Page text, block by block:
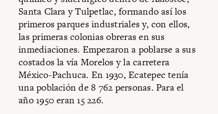
Santa Clara y Tulpetlac, formando así los
primeros parques industriales y, con ellos,
las primeras colonias obreras en sus
inmediaciones. Empezaron a poblarse a sus
costados la vía Morelos y la carretera
México-Pachuca. En 1930, Ecatepec tenía
una población de 8 762 personas. Para el
año 1950 eran 15 226.